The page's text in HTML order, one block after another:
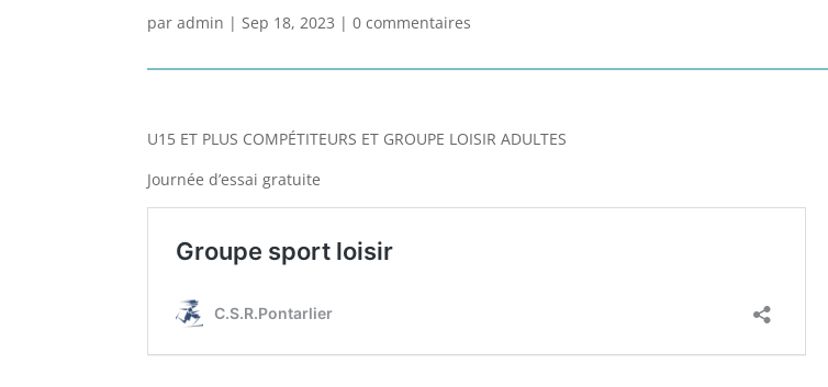
paradmin |Sep 18, 2023 |0 commentaires
U15 ET PLUS COMPÉTITEURS ET GROUPE LOISIR ADULTES
Journée d’essai gratuite